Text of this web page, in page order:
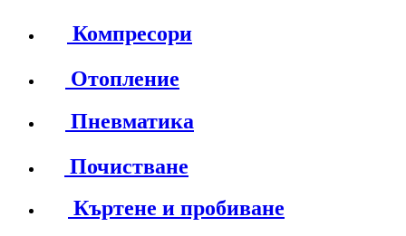
Компресори
Отопление
Пневматика
Почистване
Къртене и пробиване